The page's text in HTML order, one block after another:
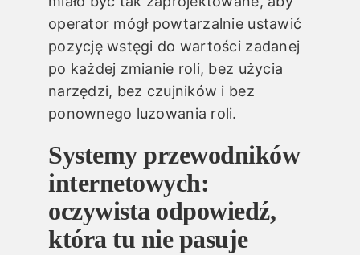
operator mógł powtarzalnie ustawić
pozycję wstęgi do wartości zadanej
po każdej zmianie roli, bez użycia
narzędzi, bez czujników i bez
ponownego luzowania roli.
Systemy przewodników
internetowych:
oczywista odpowiedź,
która tu nie pasuje